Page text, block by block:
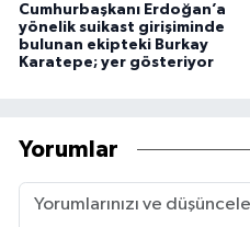
Cumhurbaşkanı Erdoğan’a
yönelik suikast girişiminde
bulunan ekipteki Burkay
Karatepe; yer gösteriyor
Yorumlar